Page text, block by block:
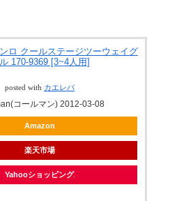
ロ クールステージツーウェイグ
170-9369 [3~4人用]
posted with カエレバ
コールマン) 2012-03-08
Amazon
楽天市場
Yahooショッピング